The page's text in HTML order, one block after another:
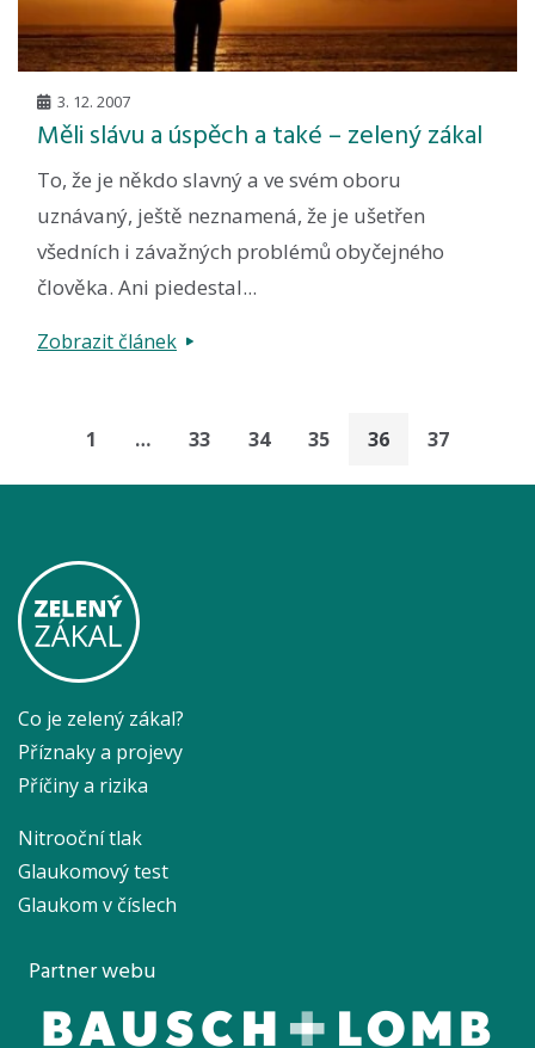
3. 12. 2007
Měli slávu a úspěch a také – zelený zákal
To, že je někdo slavný a ve svém oboru
uznávaný, ještě neznamená, že je ušetřen
všedních i závažných problémů obyčejného
člověka. Ani piedestal...
Zobrazit článek
1 … 33 34 35 36 37
Co je zelený zákal?
Příznaky a projevy
Příčiny a rizika
Nitrooční tlak
Glaukomový test
Glaukom v číslech
Partner webu